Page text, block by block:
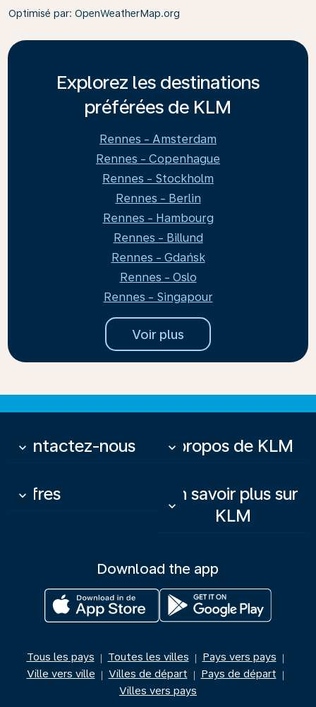
Optimisé par: OpenWeatherMap.org
Explorez les destinations
préférées de KLM
Rennes - Amsterdam
Rennes - Copenhague
Rennes - Stockholm
Rennes - Berlin
Rennes - Hambourg
Rennes - Billund
Rennes - Gdańsk
Rennes - Oslo
Rennes - Singapour
Voir plus
Contactez-nous
keyboard_arrow_down À propos de KLM
keyboard_arrow_down
Offres
keyboard_arrow_down
En savoir plus sur
KLM
keyboard_arrow_down
Download the app
Tous les pays | Toutes les villes | Pays vers pays |
Ville vers ville | Villes de départ | Pays de départ |
Villes vers pays